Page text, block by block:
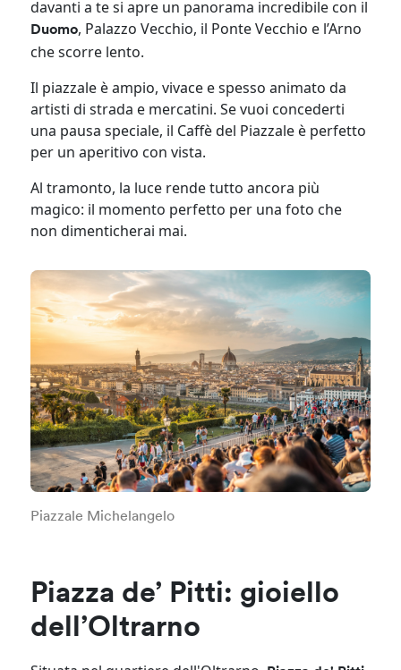
davanti a te si apre un panorama incredibile con il
Duomo, Palazzo Vecchio, il Ponte Vecchio e l’Arno
che scorre lento.
Il piazzale è ampio, vivace e spesso animato da
artisti di strada e mercatini. Se vuoi concederti
una pausa speciale, il Caffè del Piazzale è perfetto
per un aperitivo con vista.
Al tramonto, la luce rende tutto ancora più
magico: il momento perfetto per una foto che
non dimenticherai mai.
Piazzale Michelangelo
Piazza de’ Pitti: gioiello
dell’Oltrarno